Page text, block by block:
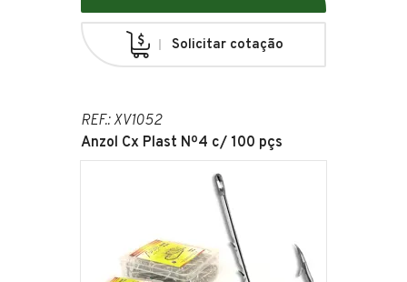
Solicitar cotação
REF.: XV1052
Anzol Cx Plast Nº4 c/ 100 pçs